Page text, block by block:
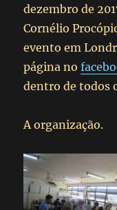
dezembro de
Cornélio
evento em
página no
dentro de todos
A organização.